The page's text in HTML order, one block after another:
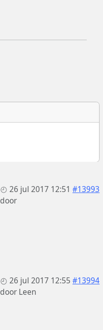
26 jul 2017 12:51 #13993
door
26 jul 2017 12:55 #13994
door Leen